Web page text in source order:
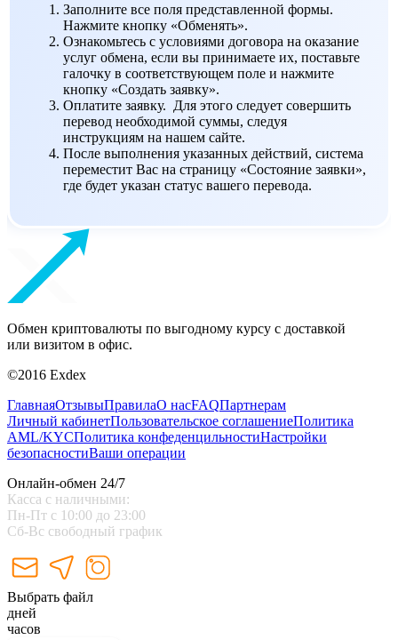
Заполните все поля представленной формы.
Нажмите кнопку «Обменять».
Ознакомьтесь с условиями договора на оказание
услуг обмена, если вы принимаете их, поставьте
галочку в соответствующем поле и нажмите
кнопку «Создать заявку».
Оплатите заявку. Для этого следует совершить
перевод необходимой суммы, следуя
инструкциям на нашем сайте.
После выполнения указанных действий, система
переместит Вас на страницу «Состояние заявки»,
где будет указан статус вашего перевода.
Обмен криптовалюты по выгодному курсу с доставкой
или визитом в офис.
©2016 Exdex
ГлавнаяОтзывыПравилаО насFAQПартнерам
Личный кабинетПользовательское соглашениеПолитика
AML/KYCПолитика конфеденцильностиНастройки
безопасностиВаши операции
Онлайн-обмен 24/7
Касса с наличными:
Пн-Пт с 10:00 до 23:00
Сб-Вс свободный график
Выбрать файл
дней
часов